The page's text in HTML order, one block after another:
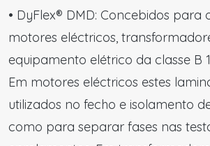
• DyFlex® DMD: Concebidos para
motores eléctricos,
equipamento elétrico da classe B
Em motores eléctricos estes
utilizados no fecho e isolamento
como para separar fases nas